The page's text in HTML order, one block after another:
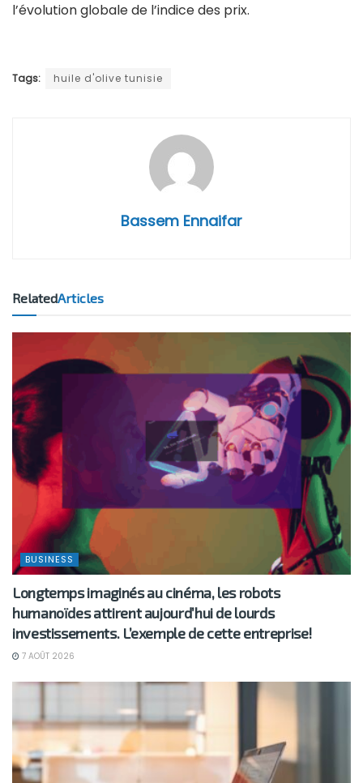
l’évolution globale de l’indice des prix.
Tags: huile d'olive tunisie
Bassem Ennaifar
RelatedArticles
BUSINESS
Longtemps imaginés au cinéma, les robots
humanoïdes attirent aujourd’hui de lourds
investissements. L’exemple de cette entreprise!
7 AOÛT 2026